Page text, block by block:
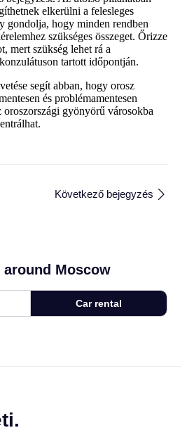
elkerülni a felesleges
gondolja, hogy minden rendben
szükséges összeget. Őrizze
mert szükség lehet rá a
tartott időpontján.
segít abban, hogy orosz
és problémamentesen
gyönyörű városokba
Következő bejegyzés
Moscow
Car rental